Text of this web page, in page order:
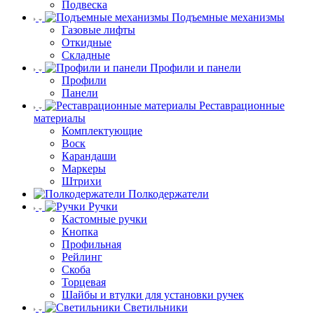
Подвеска
Подъемные механизмы
Газовые лифты
Откидные
Складные
Профили и панели
Профили
Панели
Реставрационные
материалы
Комплектующие
Воск
Карандаши
Маркеры
Штрихи
Полкодержатели
Ручки
Кастомные ручки
Кнопка
Профильная
Рейлинг
Скоба
Торцевая
Шайбы и втулки для установки ручек
Светильники